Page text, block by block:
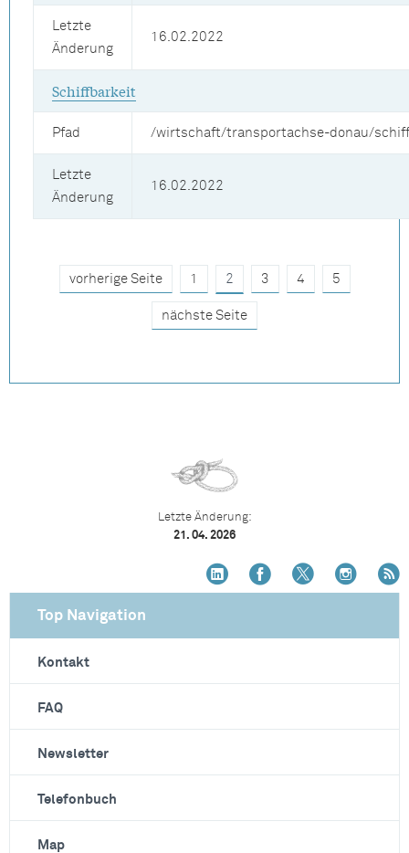
Letzte
Änderung
16.02.2022
Schiffbarkeit
Pfad /wirtschaft/transportachse-donau/
Letzte
Änderung
16.02.2022
vorherige Seite 1 2 3 4 5
nächste Seite
Letzte Änderung:
21. 04. 2026
Top Navigation
Kontakt
FAQ
Newsletter
Telefonbuch
Map